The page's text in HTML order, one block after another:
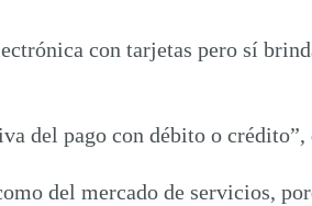
con tarjetas pero sí
del pago con débito o
del mercado de servicios,